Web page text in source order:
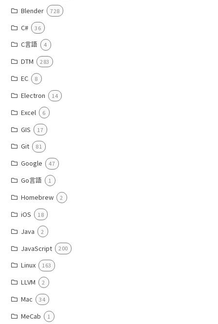
Blender 728
C# 36
C言語 4
DTM 283
EC 8
Electron 14
Excel 6
GIS 17
Git 81
Google 47
Go言語 1
Homebrew 2
iOS 18
Java 2
JavaScript 200
Linux 163
LLVM 2
Mac 34
MeCab 1